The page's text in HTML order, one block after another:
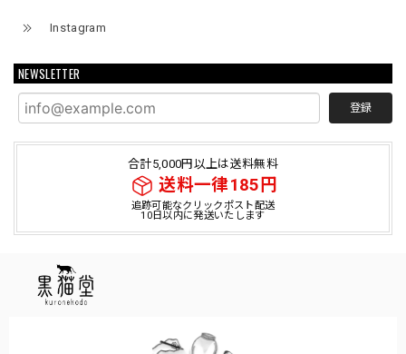
Instagram
NEWSLETTER
登録
合計5,000円以上は送料無料
送料一律185円
追跡可能なクリックポスト配送
10日以内に発送いたします